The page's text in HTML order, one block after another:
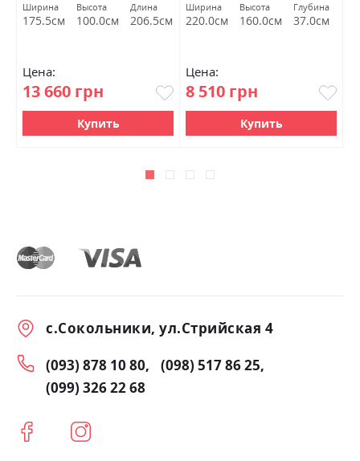
Ширина
175.5см
Высота
100.0см
Длина
206.5см
Цена:
13 660 грн
Купить
Ширина
220.0см
Высота
160.0см
Глубина
37.0см
Цена:
8 510 грн
Купить
с.Сокольники, ул.Стрийская 4
(093) 878 10 80
(098) 517 86 25
(099) 326 22 68